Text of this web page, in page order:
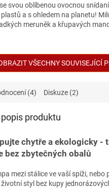
svou oblíbenou ovocnou
a s ohledem na planetu!
meruněk a křupavých
VŠECHNY SOUVISEJÍCÍ
(4) Diskuze (2)
produktu
chytře a ekologicky -
bez zbytečných obalů
mezi stálice ve vaší spíži, nebo
styl bez kupy